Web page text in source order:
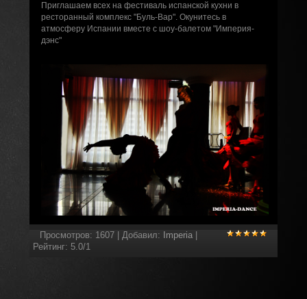
Приглашаем всех на фестиваль испанской кухни в
ресторанный комплекс "Буль-Вар". Окунитесь в
атмосферу Испании вместе с шоу-балетом "Империя-
дэнс"
Просмотров: 1607| Добавил: Imperia
Рейтинг: 5.0/1